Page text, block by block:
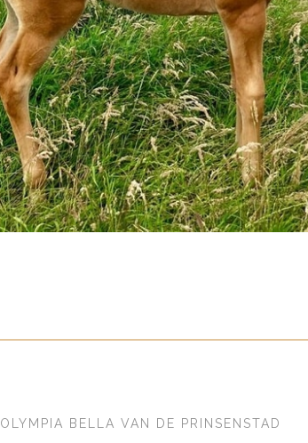
OLYMPIA BELLA VAN DE PRINSENSTAD